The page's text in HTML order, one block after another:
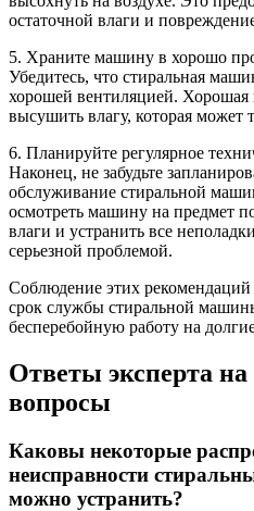
остаточной влаги и
5. Храните машину в хорошо
Убедитесь, что стиральная
хорошей вентиляцией. Хорошая
высушить влагу, которая может
6. Планируйте регулярное
Наконец, не забудьте
обслуживание стиральной
осмотреть машину на предмет
влаги и устранить все
серьезной проблемой.
Соблюдение этих
срок службы стиральной
бесперебойную работу на
Ответы эксперта
вопросы
Каковы некоторые
неисправности
можно устранить?